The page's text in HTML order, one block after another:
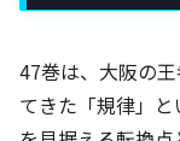
47巻は、大阪の
てきた「規律」